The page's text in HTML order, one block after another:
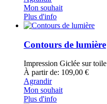
Mon souhait
Plus d'info
Contours de lumière
Impression Giclée sur toile
À partir de: 109,00 €
Agrandir
Mon souhait
Plus d'info